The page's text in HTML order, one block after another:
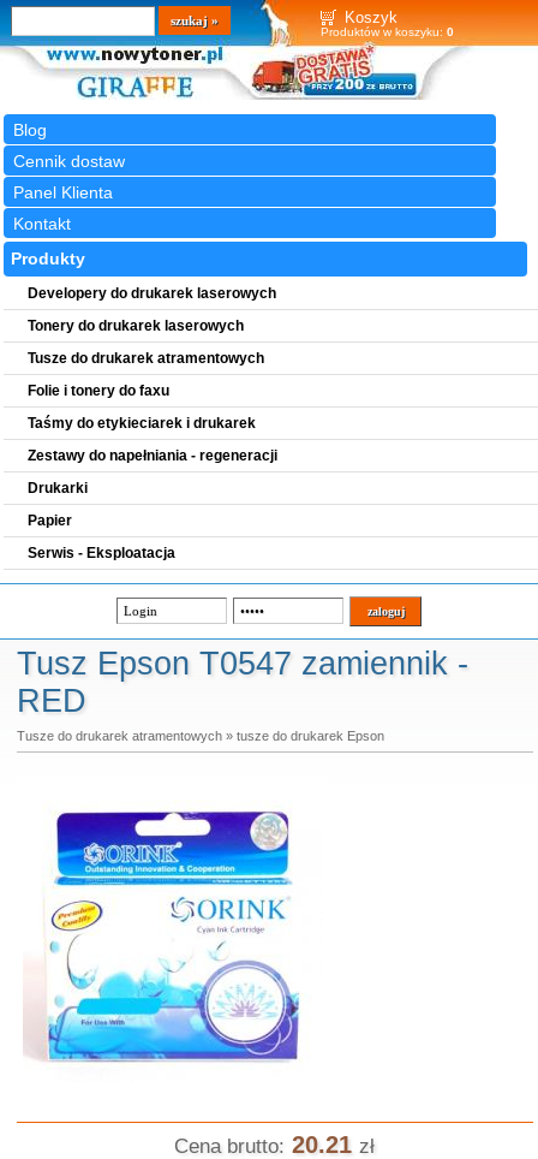
Koszyk
Produktów w koszyku: 0
Blog
Cennik dostaw
Panel Klienta
Kontakt
Wyszukiwarka
szukaj
Produkty
Developery do drukarek laserowych
Tonery do drukarek laserowych
Tusze do drukarek atramentowych
Folie i tonery do faxu
Taśmy do etykieciarek i drukarek
Zestawy do napełniania - regeneracji
Drukarki
Papier
Serwis - Eksploatacja
Tusz Epson T0547 zamiennik -
RED
Tusze do drukarek atramentowych» tusze do drukarek Epson
Cena brutto: 20.21 zł